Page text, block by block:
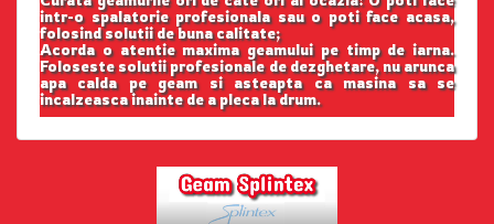
intr-o spalatorie profesionala sau o poti face acasa,
folosind solutii de buna calitate;
Acorda o atentie maxima geamului pe timp de iarna.
Foloseste solutii profesionale de dezghetare, nu arunca
apa calda pe geam si asteapta ca masina sa se
incalzeasca inainte de a pleca la drum.